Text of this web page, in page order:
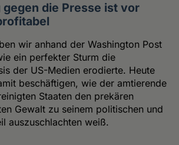
die Presse ist vor
wir anhand der Washington Post
ein perfekter Sturm die
der US-Medien erodierte. Heute
beschäftigen, wie der amtierende
Staaten den prekären
Gewalt zu seinem politischen und
auszuschlachten weiß.